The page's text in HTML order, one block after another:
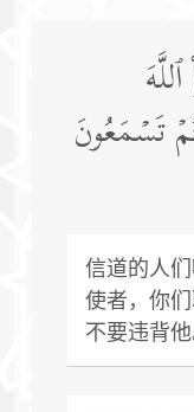
تَسۡمَعُونَ
信道的人
使者，你
不要违背他